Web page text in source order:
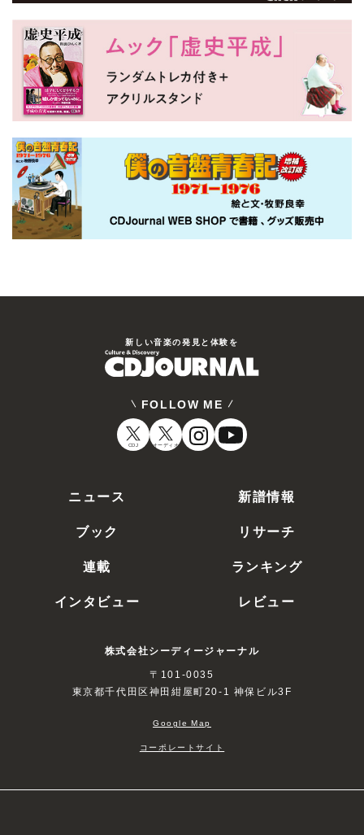
新しい⾳楽の発⾒と体験を
FOLLOW ME
CDJ オーディオ
ニュース
新譜情報
ブック
リサーチ
連載
ランキング
インタビュー
レビュー
株式会社シーディージャーナル
〒101-0035
東京都千代田区神田紺屋町20-1 神保ビル3F
Google Map
コーポレートサイト